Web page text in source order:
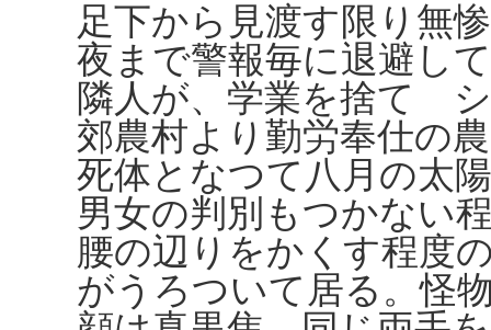
足下から見渡す限り無
夜まで警報毎に退避し
隣人が、学業を捨てゝ
郊農村より勤労奉仕の
死体となつて八月の太
男女の判別もつかない
腰の辺りをかくす程度
がうろついて居る。怪